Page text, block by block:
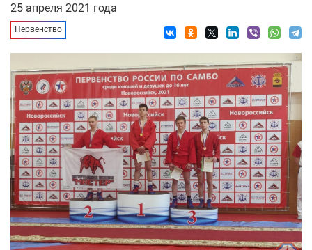
25 апреля 2021 года
Первенство